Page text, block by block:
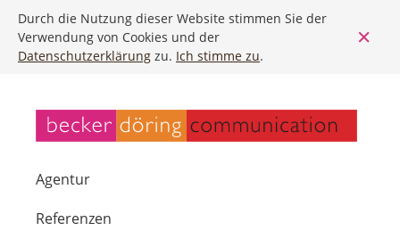
Durch die Nutzung dieser Website stimmen Sie der
Verwendung von Cookies und der
Datenschutzerklärung zu. Ich stimme zu.
Agentur
Referenzen